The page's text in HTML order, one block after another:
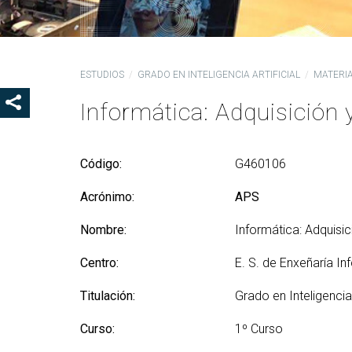
ESTUDIOS GRADO EN INTELIGENCIA ARTIFICIAL
Informática: Adquisición
Código: G460106
Acrónimo: APS
Nombre: Informática:
Centro: E. S. de Enxeñaría
Titulación: Grado en
Curso: 1º Curso
SHOW SHARE BUTTONS